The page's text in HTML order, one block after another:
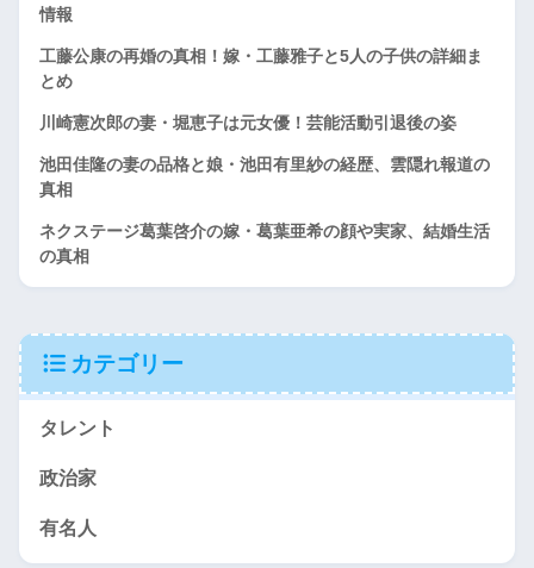
情報
工藤公康の再婚の真相！嫁・工藤雅子と5人の子供の詳細ま
とめ
川崎憲次郎の妻・堀恵子は元女優！芸能活動引退後の姿
池田佳隆の妻の品格と娘・池田有里紗の経歴、雲隠れ報道の
真相
ネクステージ葛葉啓介の嫁・葛葉亜希の顔や実家、結婚生活
の真相
カテゴリー
タレント
政治家
有名人